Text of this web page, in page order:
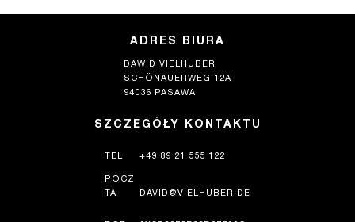
ADRES BIURA
DAWID VIELHUBER
SCHÖNAUERWEG 12A
94036 PASAWA
SZCZEGÓŁY KONTAKTU
TEL +49 89 21 555 122
POCZ
TA
DAVID@VIELHUBER.DE